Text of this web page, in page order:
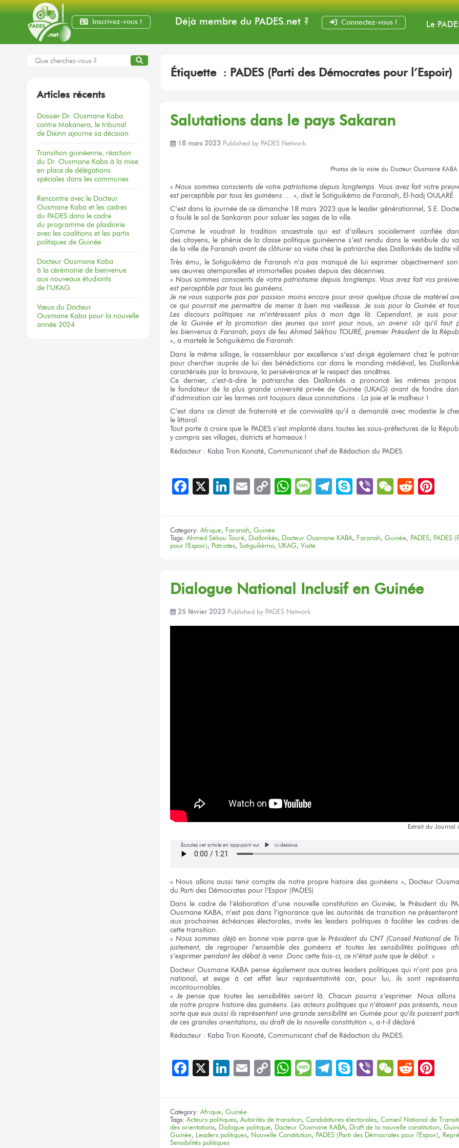
Inscrivez-vous ! Déjà membre du PADES.net? Connectez-vous ! Le
Étiquette : PADES (Parti des Démocrates pour l’Espoir)
Salutations dans le paysSakaran
18 mars 2023 Published by PADES Network
Photos de la visite du Docteur Ousmane KABA
«Nous sommes conscients de votre patriotisme depuis longtemps. Vous avezfait votre
est perceptible par tous les guinéens … », dixit le Sotiguikèmo de Faranah, El-hadj OULARÉ
C’estdans la journée de ce dimanche 18 mars 2023 que le leader générationnel, S.E.
a foulé le sol de Sankaran pour saluer les sages de la ville.
Comme le voudrait la tradition ancestrale qui est d’ailleurs socialement confiée
des citoyens, le phénix de la classe politique guinéenne s’est rendu dans le vestibule du
de la ville de Faranah avant de clôturer sa visite chez le patriarche des Diallonkés de ladite
Très ému, le Sotiguikèmo de Faranah n’a pas manqué de lui exprimerobjectivement
ses œuvres atemporelles et immortelles posées depuis des décennies.
« Nous sommes conscients de votre patriotisme depuis longtemps. Vous avez fait vos
est perceptible par tous les guinéens.
Je ne voussupporte pas par passion moins encorepour avoir quelque chose de matériel
ce qui pourrait me permettre de mener à bien ma vieillesse. Je suis pourla Guinée et
Les discours politiquesne m’intéressentplusà mon âgelà. Cependant,je suis
de la Guinée et la promotion des jeunes qui sont pour nous, un avenir sûr qu’il faut
les bienvenus à Faranah, pays de feu Ahmed Sékhou TOURÉ, premier Présidentde la
», a martelé le Sotiguikèmo de Faranah.
Dans le même sillage, le rassembleur par excellence s’est dirigé également chez le
pour chercher auprèsde lui des bénédictions car dans le manding médiéval, les
caractérisés par la bravoure, la persévérance et le respect des ancêtres.
Ce dernier, c’est-à-dire le patriarche des Diallonkés a prononcé les mêmes
le fondateur de la plus grande université privéede Guinée(UKAG) avantde fondre
d’admiration car les larmes ont toujours deux connotations : La joie et le malheur !
C’est dans ce climat de fraternité et de convivialité qu’il a demandé avec modestie le
le littoral.
Tout porte à croire que le PADES s’est implanté dans toutes les sous-préfectures de la
y compris ses villages, districts et hameaux !
Rédacteur : Kaba Tron Konaté, Communicant chef de Rédaction du PADES.
Facebook
X LinkedIn
EmailCopyWhatsApp
Message
Telegram
SkypeViberWeChat
Reddit
Category: Afrique, Faranah, Guinée
Tags: Ahmed Sékou Touré, Diallonkés, Docteur Ousmane KABA, Faranah, Guinée, PADES, PADES
pour l'Espoir), Patriotes, Sotiguikèmo, UKAG, Visite
Dialogue National Inclusif en Guinée
25 février 2023 Published by PADES Network
Extrait du Journal
Écoutez cet article en appuyant sur ci-dessous
« Nous allons aussi tenir comptede notrepropre histoire des guinéens », Docteur
du Parti des Démocrates pour l’Espoir (PADES)
Dans le cadre de l’élaboration d’une nouvelleconstitution en Guinée, le Président du
Ousmane KABA, n’est pas dans l’ignoranceque les autorités de transition ne
aux prochaines échéances électorales, invite les leaders politiques à faciliter les cadres
cette transition.
«Nous sommes déjà en bonne voie parce quele Président du CNT (Conseil National de
justement,de regrouper l’ensembledes guinéens et toutes les sensibilités politiques
s’exprimer pendant les débat à venir. Donc cette fois-ci, ce n’était juste que le début. »
DocteurOusmane KABA pense également aux autres leaders politiquesqui n’ont pas
national, et exige à cet effet leur représentativité car, pour lui, ils sont
incontournables.
«Je pense que toutes les sensibilités seront là. Chacun pourra s’exprimer. Nous allons
de notre propre histoire des guinéens. Les acteurs politiquesqui n’étaient pas présents,
sorteque eux aussiils représententune grande sensibilité en Guinéepour qu’ils puissent
de ces grandes orientations, au draft de la nouvelle constitution », a-t-il déclaré.
Rédacteur : Kaba Tron Konaté, Communicant chef de Rédaction du PADES.
Facebook
X LinkedIn
EmailCopyWhatsApp
Message
Telegram
SkypeViberWeChat
Reddit
Category: Afrique, Guinée
Tags: Acteurs politiques, Autorités de transition, Candidatures électorales, Conseil National de
des orientations, Dialogue politique, Docteur Ousmane KABA, Draft de la nouvelle constitution,
Guinée, Leaders politiques, Nouvelle Constitution, PADES (Parti des Démocrates pour l'Espoir),
Sensibilités politiques
Articles récents
Dossier Dr. Ousmane Kaba
contre Makanera, le tribunal
de Dixinn ajourne sa décision
Transition guinéenne, réaction
du Dr. Ousmane Kaba à la mise
en place de délégations
spéciales dans les communes
Rencontre avec le Docteur
Ousmane Kaba et les cadres
du PADES dans le cadre
du programme de plaidoirie
avec les coalitions et les partis
politiques de Guinée
Docteur Ousmane Kaba
à la cérémonie de bienvenue
aux nouveaux étudiants
de l’UKAG
Vœux du Docteur
Ousmane Kaba pour la nouvelle
année 2024